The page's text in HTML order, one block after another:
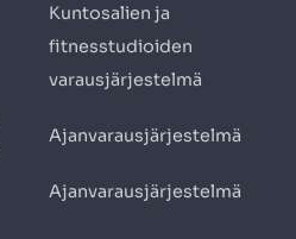
Kuntosalien ja
fitnesstudioiden
varausjärjestelmä
Ajanvarausjärjestelmä
Ajanvarausjärjestelmä